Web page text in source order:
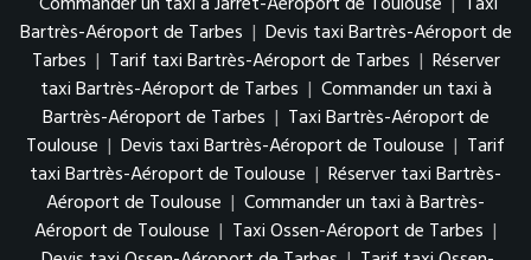
Bartrès-Aéroport de Tarbes | Devis taxi Bartrès-Aéroport de
Tarbes | Tarif taxi Bartrès-Aéroport de Tarbes | Réserver
taxi Bartrès-Aéroport de Tarbes | Commander un taxi à
Bartrès-Aéroport de Tarbes | Taxi Bartrès-Aéroport de
Toulouse | Devis taxi Bartrès-Aéroport de Toulouse | Tarif
taxi Bartrès-Aéroport de Toulouse | Réserver taxi Bartrès-
Aéroport de Toulouse | Commander un taxi à Bartrès-
Aéroport de Toulouse | Taxi Ossen-Aéroport de Tarbes |